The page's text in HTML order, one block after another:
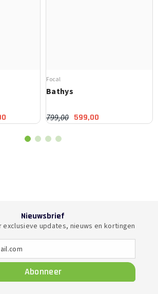
Focal
Bathys
799,00 599,00
Nieuwsbrief
exclusieve updates, nieuws en kortingen
Abonneer